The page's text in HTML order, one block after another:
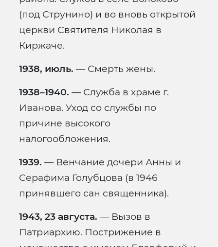
(под Струнино) и во вновь открытой
церкви Святителя Николая в
Киржаче.
1938, июль. — Смерть жены.
1938–1940. — Служба в храме г.
Иванова. Уход со службы по
причине высокого
налогообложения.
1939. — Венчание дочери Анны и
Серафима Голубцова (в 1946
принявшего сан священника).
1943, 23 августа. — Вызов в
Патриархию. Пострижение в